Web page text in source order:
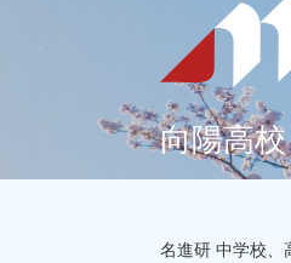
向陽高
名進研 中学校、